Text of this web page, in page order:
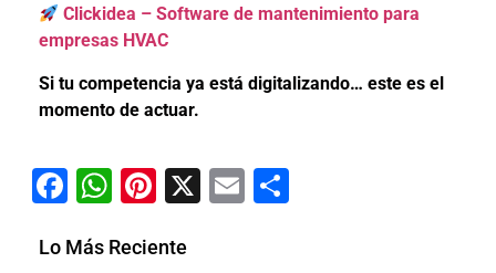
Clickidea – Software de mantenimiento para
empresas HVAC
Si tu competencia ya está digitalizando… este es el
momento de actuar.
Facebook
WhatsApp
Pinterest
X Email
Lo Más Reciente